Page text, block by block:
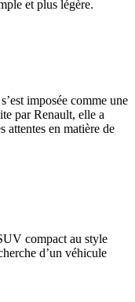
et plus légère.
imposée comme une
par Renault, elle a
attentes en matière de
compact au style
d’un véhicule